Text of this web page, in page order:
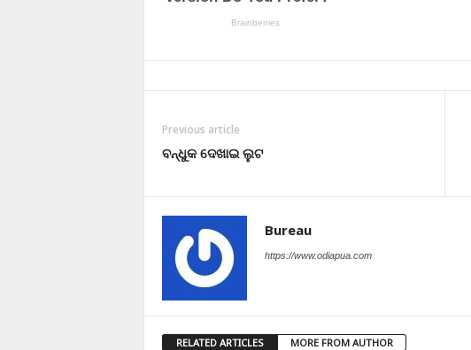
Previous article
ବନ୍ଧୁକ ଦେଖାଇ ଲୁଟ
Bureau
https://www.odiapua.com
RELATED ARTICLES MORE FROM AUTHOR